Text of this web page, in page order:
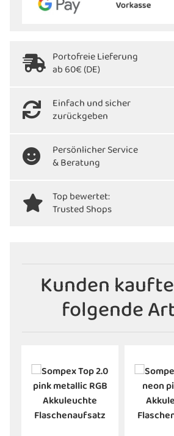
Portofreie Lieferung
ab 60€ (DE)
Einfach und sicher
zurückgeben
Persönlicher Service
& Beratung
Top bewertet:
Trusted Shops
Kunden
folgende